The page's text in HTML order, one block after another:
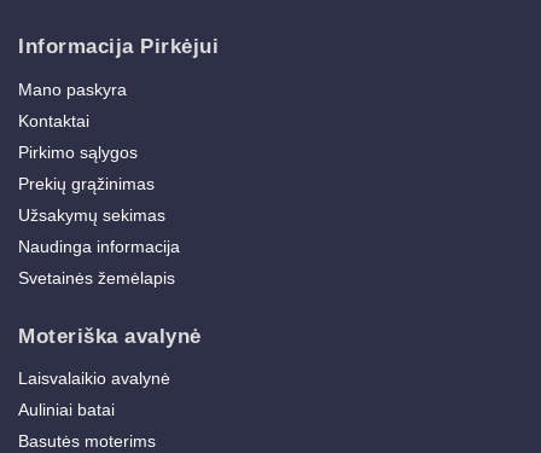
Informacija Pirkėjui
Mano paskyra
Kontaktai
Pirkimo sąlygos
Prekių grąžinimas
Užsakymų sekimas
Naudinga informacija
Svetainės žemėlapis
Moteriška avalynė
Laisvalaikio avalynė
Auliniai batai
Basutės moterims